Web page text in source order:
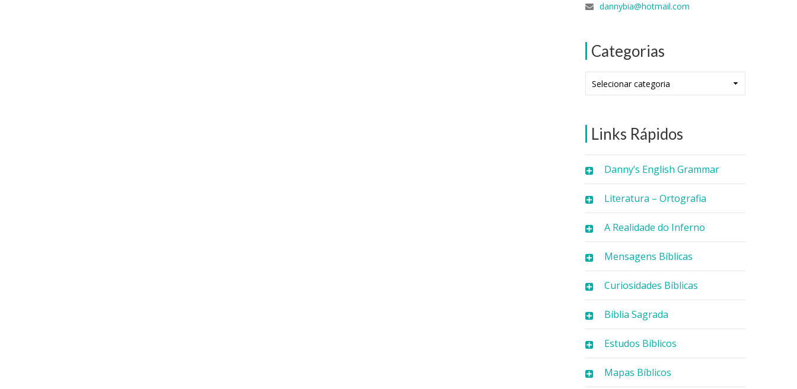
dannybia@hotmail.com
Categorias
Links Rápidos
Danny’s English Grammar
Literatura – Ortografia
A Realidade do Inferno
Mensagens Bíblicas
Curiosidades Bíblicas
Bíblia Sagrada
Estudos Bíblicos
Mapas Bíblicos